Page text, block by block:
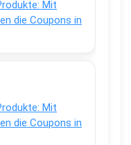
Mit
die Coupons in
Mit
die Coupons in